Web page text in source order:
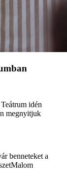
idén
megnyitjuk
benneteket a